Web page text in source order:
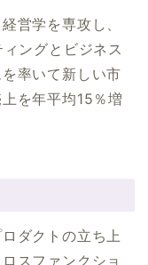
営学を専攻し、
ングとビジネス
率いて新しい市
を年平均15％増
ダクトの立ち上
スファンクショ